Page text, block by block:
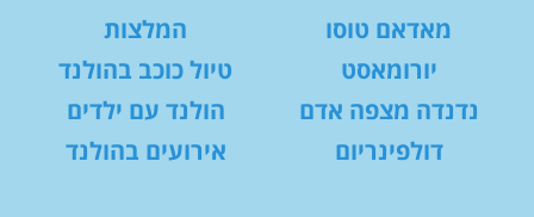
מאדאם טוסו
יורומאסט
נדנדה מצפה אדם
דולפינריום
המלצות
טיול כוכב בהולנד
הולנד עם ילדים
אירועים בהולנד